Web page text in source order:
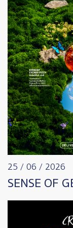
25 / 06 / 2026
SENSE OF